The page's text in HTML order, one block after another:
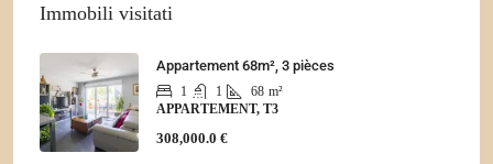
Immobili visitati
Appartement 68m², 3 pièces
1 1 68 m²
APPARTEMENT, T3
308,000.0 €